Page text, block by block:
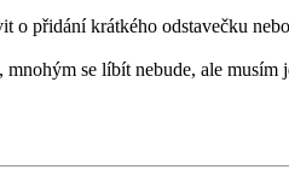
o přidání krátkého odstavečku
se líbít nebude, ale